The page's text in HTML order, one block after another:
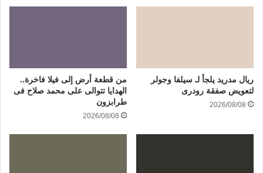
ريال مدريد يلجأ لـ سيلفا وجولر
لتعويض صفقة رودرى
2026/08/08
من قطعة أرض إلى فيلا فاخرة..
الهدايا تتوالى على محمد صلاح فى
طرابزون
2026/08/08